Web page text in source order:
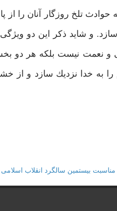
تلخ روزگار آنان را از
و شايد ذكر اين دو ويژگى
و نعمت نيست بلكه هر دو
را به خدا نزديك سازد و از
مناسبت بيستمين سالگرد انقلاب